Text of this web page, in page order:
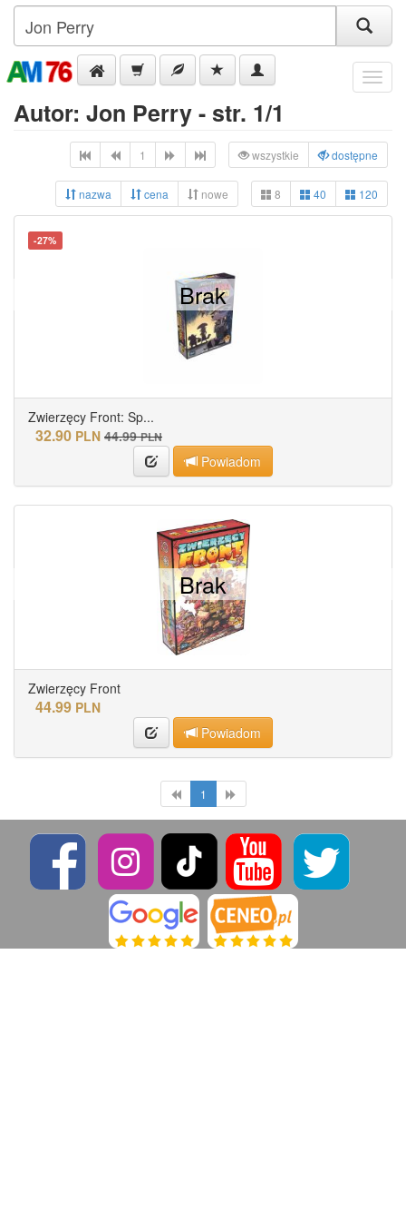
Menu
Autor: Jon Perry - str. 1/1
1 wszystkie dostępne
nazwa cena nowe 8 40 120
-27%
Zwierzęcy Front: Sp...
32.90 PLN 44.99 PLN
Powiadom
Brak
Zwierzęcy Front
44.99 PLN
Powiadom
Brak
1